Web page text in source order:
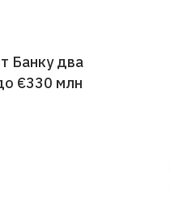
Банку два
€330 млн